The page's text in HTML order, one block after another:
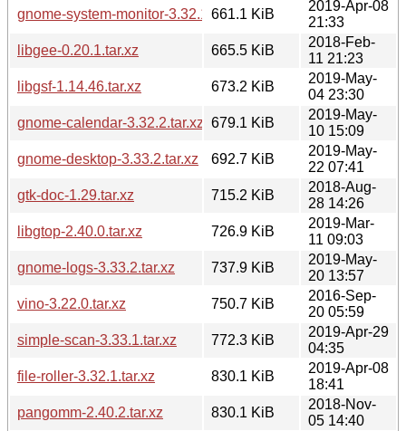
gnome-system-monitor-3.32.1.tar.xz
661.1 KiB
2019-Apr-08
21:33
libgee-0.20.1.tar.xz
665.5 KiB
2018-Feb-
11 21:23
libgsf-1.14.46.tar.xz
673.2 KiB
2019-May-
04 23:30
gnome-calendar-3.32.2.tar.xz 679.1 KiB
2019-May-
10 15:09
gnome-desktop-3.33.2.tar.xz
692.7 KiB
2019-May-
22 07:41
gtk-doc-1.29.tar.xz
715.2 KiB
2018-Aug-
28 14:26
libgtop-2.40.0.tar.xz
726.9 KiB
2019-Mar-
11 09:03
gnome-logs-3.33.2.tar.xz
737.9 KiB
2019-May-
20 13:57
vino-3.22.0.tar.xz
750.7 KiB
2016-Sep-
20 05:59
simple-scan-3.33.1.tar.xz
772.3 KiB
2019-Apr-29
04:35
file-roller-3.32.1.tar.xz
830.1 KiB
2019-Apr-08
18:41
pangomm-2.40.2.tar.xz
830.1 KiB
2018-Nov-
05 14:40